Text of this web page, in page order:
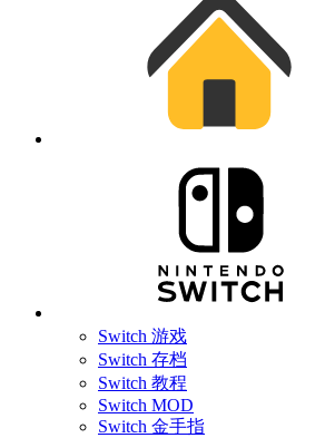
Switch 游戏
Switch 存档
Switch 教程
Switch MOD
Switch 金手指